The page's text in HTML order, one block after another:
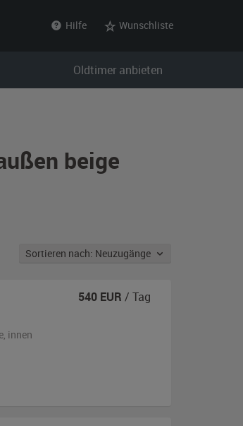
Hilfe Wunschliste
Oldtimer anbieten
beige
Sortieren nach: Neuzugänge
, innen
540 EUR / Tag